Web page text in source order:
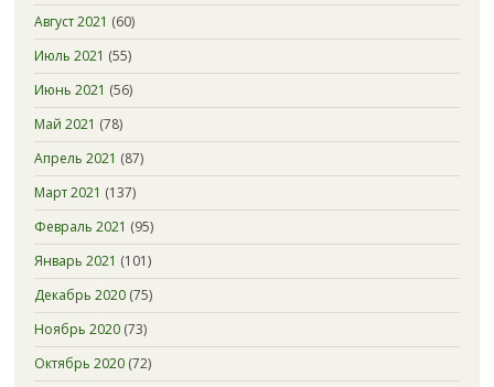
Август 2021 (60)
Июль 2021 (55)
Июнь 2021 (56)
Май 2021 (78)
Апрель 2021 (87)
Март 2021 (137)
Февраль 2021 (95)
Январь 2021 (101)
Декабрь 2020(75)
Ноябрь 2020(73)
Октябрь 2020(72)